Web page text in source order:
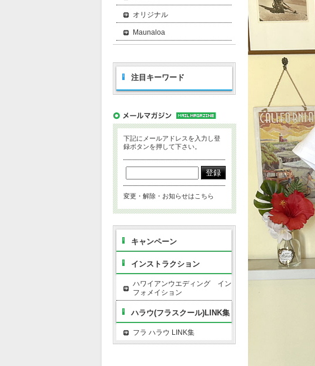
オリジナル
Maunaloa
注目キーワード
下記にメールアドレスを入力し登
録ボタンを押して下さい。
変更・解除・お知らせはこちら
キャンペーン
インストラクション
ハワイアンウエディング イン
フォメイション
ハラウ(フラスクール)LINK集
フラ ハラウ LINK集